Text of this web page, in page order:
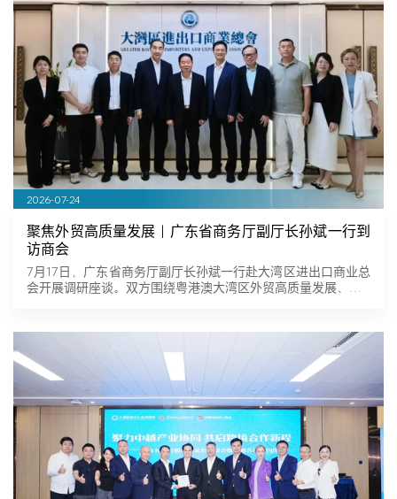
2026-07-24
聚焦外贸高质量发展｜广东省商务厅副厅长孙斌一行到
访商会
7月17日，广东省商务厅副厅长孙斌一行赴大湾区进出口商业总
会开展调研座谈。双方围绕粤港澳大湾区外贸高质量发展、…